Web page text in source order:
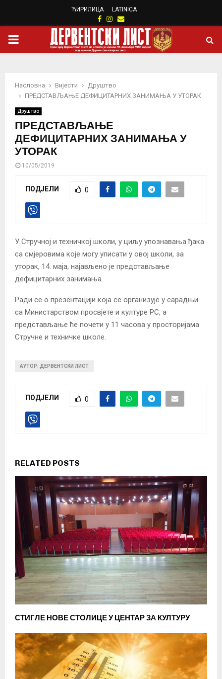
ЋИРИЛИЦА LATINICA
Facebook
Instagram
Email
PRIMARY
Насловна Вијести
Друштво
ПРЕДСТАВЉАЊЕ ДЕФИЦИТАРНИХ ЗАНИМАЊА У УТОРАК
Друштво
ПРЕДСТАВЉАЊЕ
ДЕФИЦИТАРНИХ ЗАНИМАЊА У
УТОРАК
10/05/2019
ПОДЈЕЛИ 0
У Стручној и техничкој школи, у циљу упознавања ђака
са смјеровима које могу уписати у овој школи, за
уторак, 14. маја, најављено је представљање
дефицитарних занимања.
Ради се о презентацији која се организује у сарадњи
са Министарством просвјете и културе РС, а
представљање ће почети у 11 часова у просторијама
Стручне и техничке школе.
АУТОР: ДЕРВЕНТСКИ ЛИСТ
ПОДЈЕЛИ 0
RELATED POSTS
СТИГЛЕ НОВЕ СТОЛИЦЕ У ЦЕНТАР ЗА КУЛТУРУ